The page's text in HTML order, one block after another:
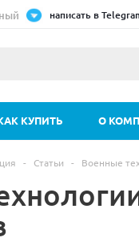
написать в
КУПИТЬ О
- Статьи - Военные